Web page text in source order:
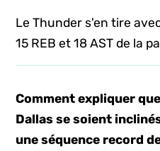
Le Thunder s'en tire
15 REB et 18 AST de la
Comment expliquer
Dallas se soient
une séquence record